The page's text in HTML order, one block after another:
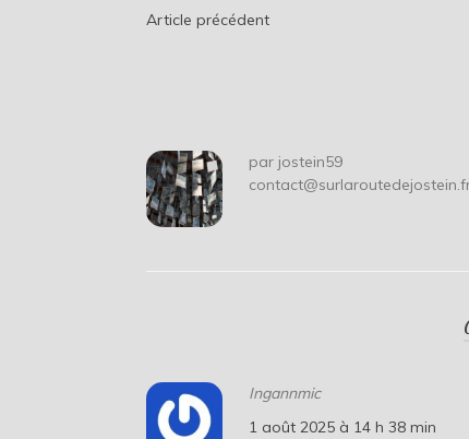
Navigation
Article précédent
par jostein59
Ingannmic
1 août 2025 à 14 h 38 min